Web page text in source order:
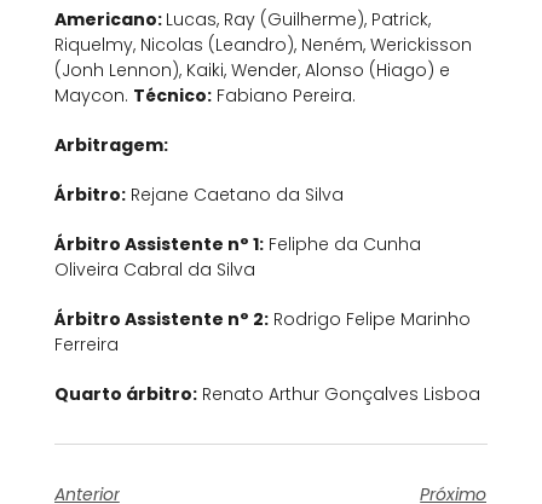
Americano: Lucas, Ray (Guilherme), Patrick,
Riquelmy, Nicolas (Leandro), Neném, Werickisson
(Jonh Lennon), Kaiki, Wender, Alonso (Hiago) e
Maycon. Técnico:Fabiano Pereira.
Arbitragem:
Árbitro:Rejane Caetano da Silva
Árbitro Assistente n° 1:Feliphe da Cunha
Oliveira Cabral da Silva
Árbitro Assistente n° 2:Rodrigo Felipe Marinho
Ferreira
Quarto árbitro:Renato Arthur Gonçalves Lisboa
Anterior Próximo